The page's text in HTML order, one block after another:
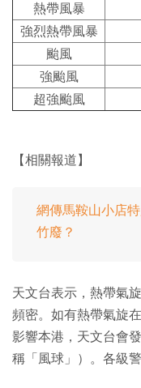
熱帶風暴
強烈熱帶風暴
颱風
強颱風
超強颱風
【相關報道】
網傳馬鞍山小店
竹廢？
天文台表示，熱帶氣
頻密。如有熱帶氣旋
影響本港，天文台會
稱「風球」）。各級